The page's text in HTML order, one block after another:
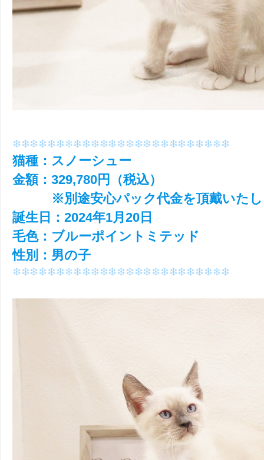
猫種：スノーシュー
金額：329,780円（税込）
※別途安心パック代金を頂戴いた
誕生日：2024年1月20日
毛色：ブルーポイントミテッド
性別：男の子